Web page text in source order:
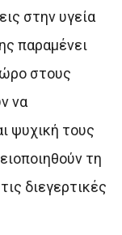
στην υγεία
παραμένει
στους
να
ψυχική τους
τη
διεγερτικές